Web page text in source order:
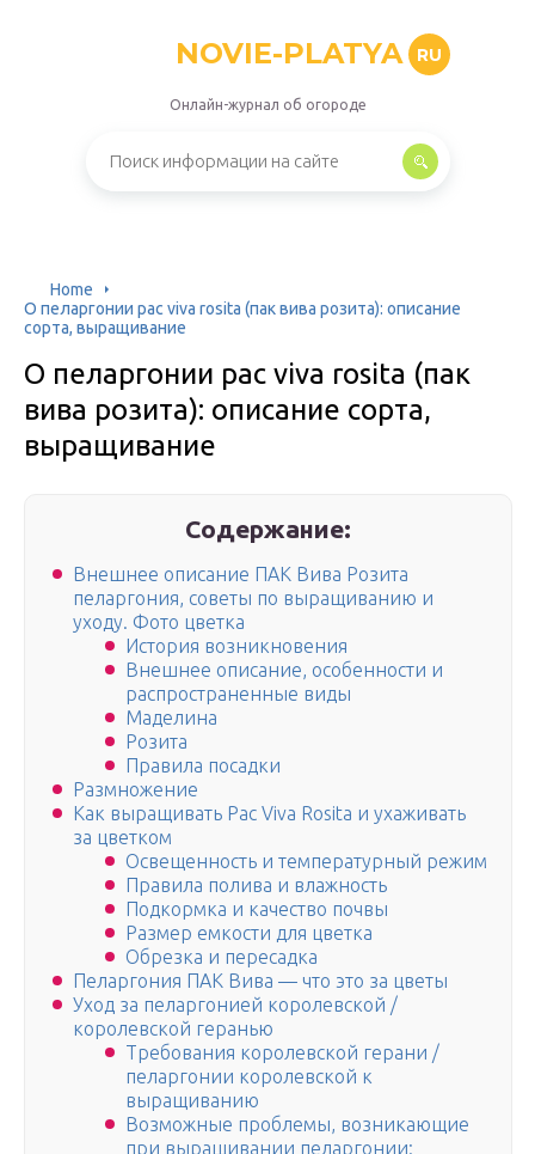
NOVIE-PLATYA RU
Онлайн-журнал об огороде
Home
О пеларгонии pac viva rosita (пак вива розита): описание
сорта, выращивание
О пеларгонии pac viva rosita (пак
вива розита): описание сорта,
выращивание
Содержание:
Внешнее описание ПАК Вива Розита
пеларгония, советы по выращиванию и
уходу. Фото цветка
История возникновения
Внешнее описание, особенности и
распространенные виды
Маделина
Розита
Правила посадки
Размножение
Как выращивать Pac Viva Rosita и ухаживать
за цветком
Освещенность и температурный режим
Правила полива и влажность
Подкормка и качество почвы
Размер емкости для цветка
Обрезка и пересадка
Пеларгония ПАК Вива — что это за цветы
Уход за пеларгонией королевской /
королевской геранью
Требования королевской герани /
пеларгонии королевской к
выращиванию
Возможные проблемы, возникающие
при выращивании пеларгонии: